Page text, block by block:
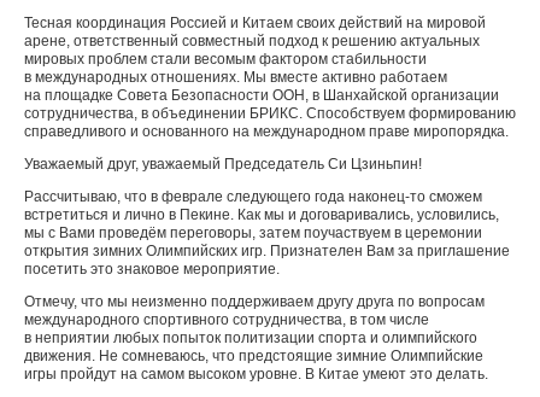
Тесная координация Россией и Китаем своих действий на мировой
арене, ответственный совместный подход к решению актуальных
мировых проблем стали весомым фактором стабильности
в международных отношениях. Мы вместе активно работаем
на площадке Совета Безопасности ООН, в Шанхайской организации
сотрудничества, в объединении БРИКС. Способствуем формированию
справедливого и основанного на международном праве миропорядка.
Уважаемый друг, уважаемый Председатель Си Цзиньпин!
Рассчитываю, что в феврале следующего года наконец-то сможем
встретиться и лично в Пекине. Как мы и договаривались, условились,
мы с Вами проведём переговоры, затем поучаствуем в церемонии
открытия зимних Олимпийских игр. Признателен Вам за приглашение
посетить это знаковое мероприятие.
Отмечу, что мы неизменно поддерживаем другу друга по вопросам
международного спортивного сотрудничества, в том числе
в неприятии любых попыток политизации спорта и олимпийского
движения. Не сомневаюсь, что предстоящие зимние Олимпийские
игры пройдут на самом высоком уровне. В Китае умеют это делать.